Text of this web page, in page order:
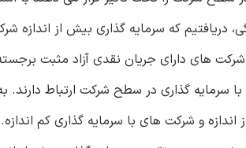
نمایندگی، دریافتیم که سرمایه گذاری بیش از اندازه
های دارای جریان نقدی آزاد مثبت
سرمایه گذاری در سطح شرکت ارتباط دارند.
و شرکت های با سرمایه گذاری کم